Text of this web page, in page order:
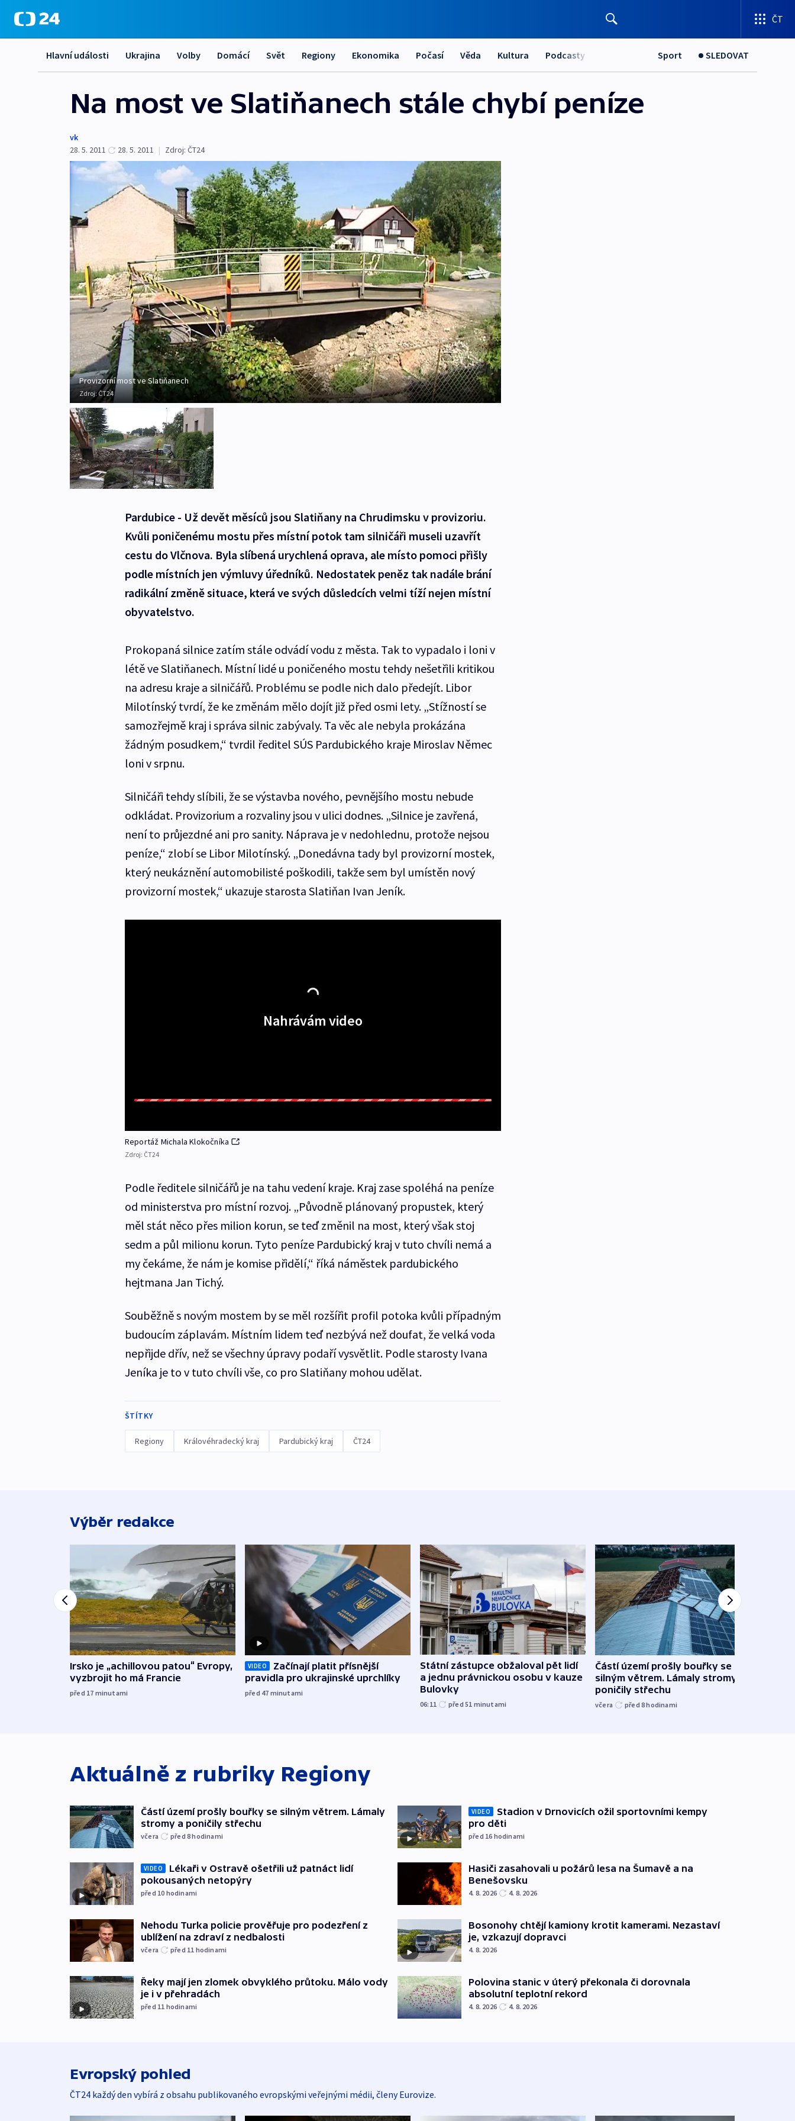
ČT
Hlavní události Ukrajina Volby Domácí Svět Regiony Ekonomika Počasí Věda Kultura Podcasty Sport SLEDOVAT
Na most ve Slatiňanech stále chybí peníze
vk
28. 5. 2011
28. 5. 2011 | Zdroj: ČT24
Provizorní most ve Slatiňanech
Zdroj:ČT24
Pardubice - Už devět měsíců jsou Slatiňany na Chrudimsku v provizoriu.
Kvůli poničenému mostu přes místní potok tam silničáři museli uzavřít
cestu do Vlčnova. Byla slíbená urychlená oprava, ale místo pomoci přišly
podle místních jen výmluvy úředníků. Nedostatek peněz tak nadále brání
radikální změně situace, která ve svých důsledcích velmi tíží nejen místní
obyvatelstvo.
Prokopaná silnice zatím stále odvádí vodu z města. Tak to vypadalo i loni v
létě ve Slatiňanech. Místní lidé u poničeného mostu tehdy nešetřili kritikou
na adresu kraje a silničářů. Problému se podle nich dalo předejít. Libor
Milotínský tvrdí, že ke změnám mělo dojít již před osmi lety. „Stížností se
samozřejmě kraj i správa silnic zabývaly. Ta věc ale nebyla prokázána
žádným posudkem,“ tvrdil ředitel SÚS Pardubického kraje Miroslav Němec
loni v srpnu.
Silničáři tehdy slíbili, že se výstavba nového, pevnějšího mostu nebude
odkládat. Provizorium a rozvaliny jsou v ulici dodnes. „Silnice je zavřená,
není to průjezdné ani pro sanity. Náprava je v nedohlednu, protože nejsou
peníze,“ zlobí se Libor Milotínský. „Donedávna tady byl provizorní mostek,
který neukáznění automobilisté poškodili, takže sem byl umístěn nový
provizorní mostek,“ ukazuje starosta Slatiňan Ivan Jeník.
Nahrávám video
Reportáž Michala Klokočníka
Zdroj: ČT24
Podle ředitele silničářů je na tahu vedení kraje. Kraj zase spoléhá na peníze
od ministerstva pro místní rozvoj. „Původně plánovaný propustek, který
měl stát něco přes milion korun, se teď změnil na most, který však stoj
sedm a půl milionu korun. Tyto peníze Pardubický kraj v tuto chvíli nemá a
my čekáme, že nám je komise přidělí,“ říká náměstek pardubického
hejtmana Jan Tichý.
Souběžně s novým mostem by se měl rozšířit profil potoka kvůli případným
budoucím záplavám. Místním lidem teď nezbývá než doufat, že velká voda
nepřijde dřív, než se všechny úpravy podaří vysvětlit. Podle starosty Ivana
Jeníka je to v tuto chvíli vše, co pro Slatiňany mohou udělat.
ŠTÍTKY
Regiony Královéhradecký kraj Pardubický kraj ČT24
Výběr redakce
Irsko je „achillovou patou“ Evropy,
vyzbrojit ho má Francie
před 17 minutami
VIDEO
Začínají platit přísnější
pravidla pro ukrajinské uprchlíky
před 47 minutami
Státní zástupce obžaloval pět lidí
a jednu právnickou osobu v kauze
Bulovky
06:11 před 51 minutami
Částí území prošly bouřky se
silným větrem. Lámaly stromy a
poničily střechu
včera před 8hodinami
Aktuálně z rubriky Regiony
Částí území prošly bouřky se silným větrem. Lámaly
stromy a poničily střechu
včera před 8hodinami
VIDEO
Lékaři v Ostravě ošetřili už patnáct lidí
pokousaných netopýry
před 10 hodinami
Nehodu Turka policie prověřuje pro podezření z
ublížení na zdraví z nedbalosti
včera před 11 hodinami
Řeky mají jen zlomek obvyklého průtoku. Málo vody
je i v přehradách
před 11 hodinami
VIDEO
Stadion v Drnovicích ožil sportovními kempy
pro děti
před 16 hodinami
Hasiči zasahovali u požárů lesa na Šumavě a na
Benešovsku
4. 8. 2026 4. 8. 2026
Bosonohy chtějí kamiony krotit kamerami. Nezastaví
je, vzkazují dopravci
4. 8. 2026
Polovina stanic v úterý překonala či dorovnala
absolutní teplotní rekord
4. 8. 2026 4. 8. 2026
Evropský pohled
ČT24 každý den vybírá z obsahu publikovaného evropskými veřejnými médii, členy Eurovize.